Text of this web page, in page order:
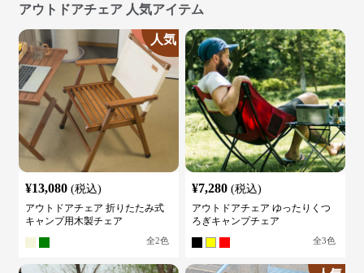
アウトドアチェア 人気アイテム
人気
¥13,080 (税込)
アウトドアチェア 折りたたみ式
キャンプ用木製チェア
全2色
¥7,280 (税込)
アウトドアチェア ゆったりくつ
ろぎキャンプチェア
全3色